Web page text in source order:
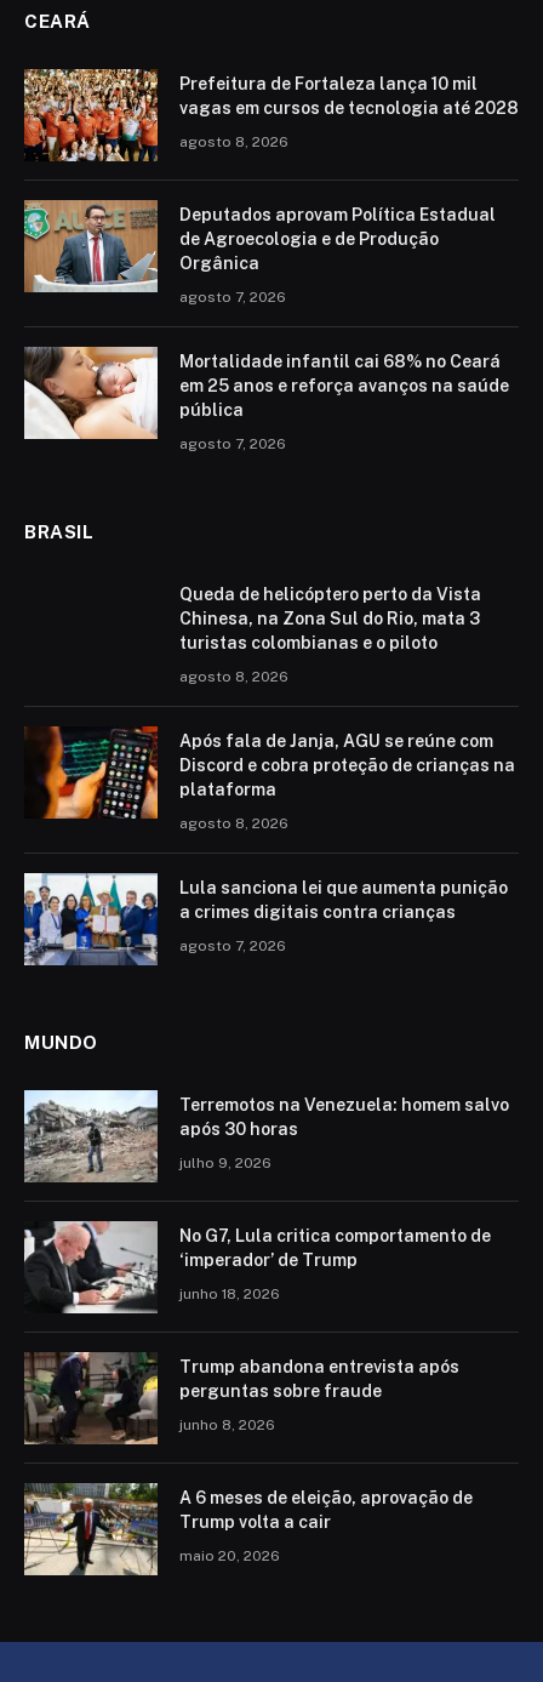
CEARÁ
Prefeitura de Fortaleza lança 10 mil
vagas em cursos de tecnologia até 2028
agosto 8, 2026
Deputados aprovam Política Estadual
de Agroecologia e de Produção
Orgânica
agosto 7, 2026
Mortalidade infantil cai 68% no Ceará
em 25 anos e reforça avanços na saúde
pública
agosto 7, 2026
BRASIL
Queda de helicóptero perto da Vista
Chinesa, na Zona Sul do Rio, mata 3
turistas colombianas e o piloto
agosto 8, 2026
Após fala de Janja, AGU se reúne com
Discord e cobra proteção de crianças na
plataforma
agosto 8, 2026
Lula sanciona lei que aumenta punição
a crimes digitais contra crianças
agosto 7, 2026
MUNDO
Terremotos na Venezuela: homem salvo
após 30 horas
julho 9, 2026
No G7, Lula critica comportamento de
‘imperador’ de Trump
junho 18, 2026
Trump abandona entrevista após
perguntas sobre fraude
junho 8, 2026
A 6 meses de eleição, aprovação de
Trump volta a cair
maio 20, 2026